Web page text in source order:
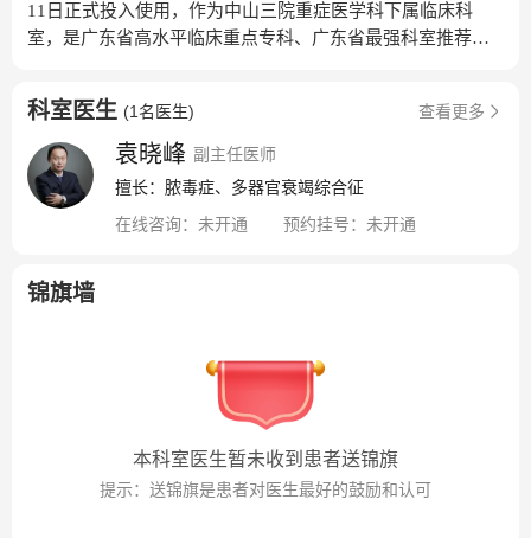
11日正式投入使用，作为中山三院重症医学科下属临床科
室，是广东省高水平临床重点专科、广东省最强科室推荐、
医学科主任张扣兴教授，博士生导师；专科主任为毕筱刚主
任医师，硕士生导师。舒适的环境综合ICU为全层流病区，实
行密闭式管理。具有不间断电源和舒适的中央空调系统。有
十万级洁净室床位7张，万级洁净室床位1张以便收治各种免
疫功能低下患者。病房使用大面积的玻璃墙面，方便患者家
的交流以及家属与患者进行视频沟通。先进的设备1.家属谈话
管理系统各一套（包括多组输液泵、微量注射泵以及肠内营
养输注泵等）；防褥疮床垫、电子降温毯等3.多功能吊塔：能
提供中央供氧、中央供气、中央负压及移动输液架4.高端的中
央监护设备，具有无创监测、双有创监测、无创心排监测等
功能，且能实时动态监测体温，为临床提供可靠的医疗数据5.
人工膜肺机1台，有创呼吸机8台、无创呼吸机1台、转运呼吸
科室医生 (1名医生) 查看更多
袁晓峰 副主任医师
擅长：脓毒症、多器官衰竭综合征
在线咨询： 未开通 预约挂号： 未开通
锦旗墙
本科室医生暂未收到患者送锦旗
提示：送锦旗是患者对医生最好的鼓励和认可